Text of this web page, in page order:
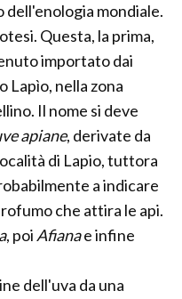
dell'enologia mondiale.
Questa, la prima,
importato dai
Lapìo, nella zona
Il nome si deve
apiane, derivate da
di Lapio, tuttora
a indicare
che attira le api.
, poi Afianae infine
dell'uva da una